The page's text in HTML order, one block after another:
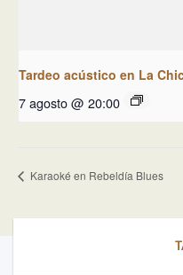
Tardeo acústico en La
7 agosto @ 20:00
Karaoké en Rebeldía Blues